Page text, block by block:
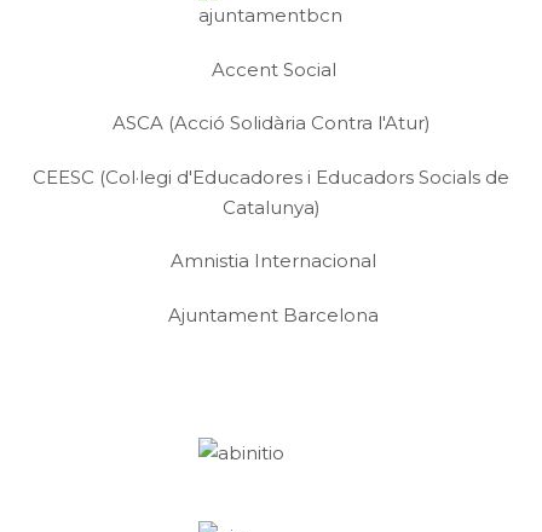
Accent Social
ASCA (Acció Solidària Contra l'Atur)
CEESC (Col·legi d'Educadores i Educadors Socials de
Catalunya)
Amnistia Internacional
Ajuntament Barcelona